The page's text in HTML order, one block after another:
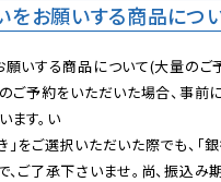
をお願いする商品につ
いする商品について(大量のご
ご予約をいただいた場合、事前
ます。い
」をご選択いただいた際でも、「
、ご了承下さいませ。尚、振込